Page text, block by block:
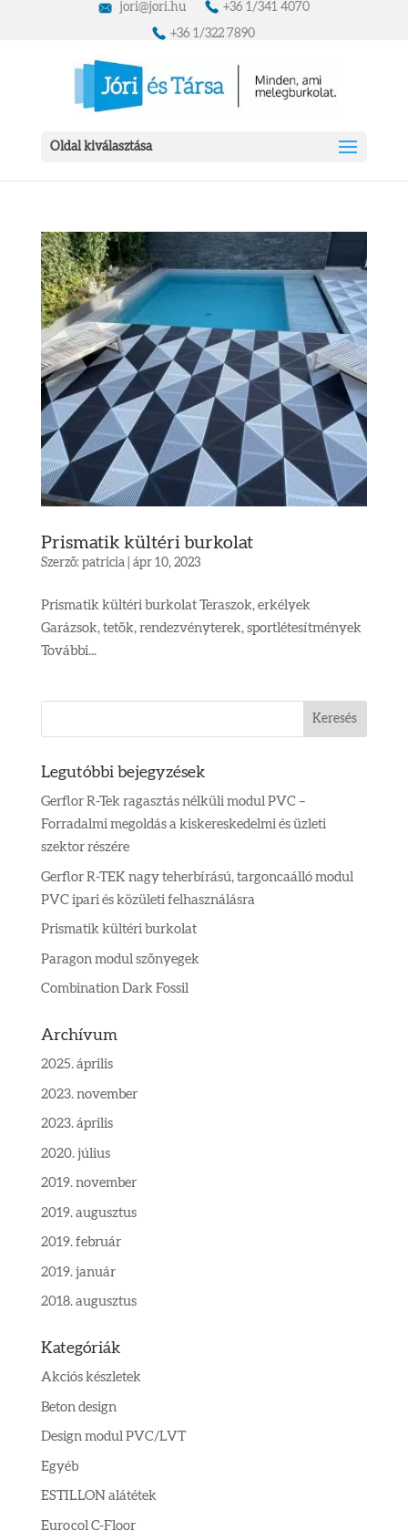
jori@jori.hu +36 1/341 4070
+36 1/322 7890
Oldal kiválasztása
Prismatik kültéri burkolat
Szerző: patricia| ápr 10, 2023
Prismatik kültéri burkolat Teraszok, erkélyek
Garázsok, tetők, rendezvényterek, sportlétesítmények
További...
Legutóbbi bejegyzések
Gerflor R-Tek ragasztás nélküli modul PVC –
Forradalmi megoldás a kiskereskedelmi és üzleti
szektor részére
Gerflor R-TEK nagy teherbírású, targoncaálló modul
PVC ipari és közületi felhasználásra
Prismatik kültéri burkolat
Paragon modul szőnyegek
Combination Dark Fossil
Archívum
2025. április
2023. november
2023. április
2020. július
2019. november
2019. augusztus
2019. február
2019. január
2018. augusztus
Kategóriák
Akciós készletek
Beton design
Design modul PVC/LVT
Egyéb
ESTILLON alátétek
Eurocol C-Floor